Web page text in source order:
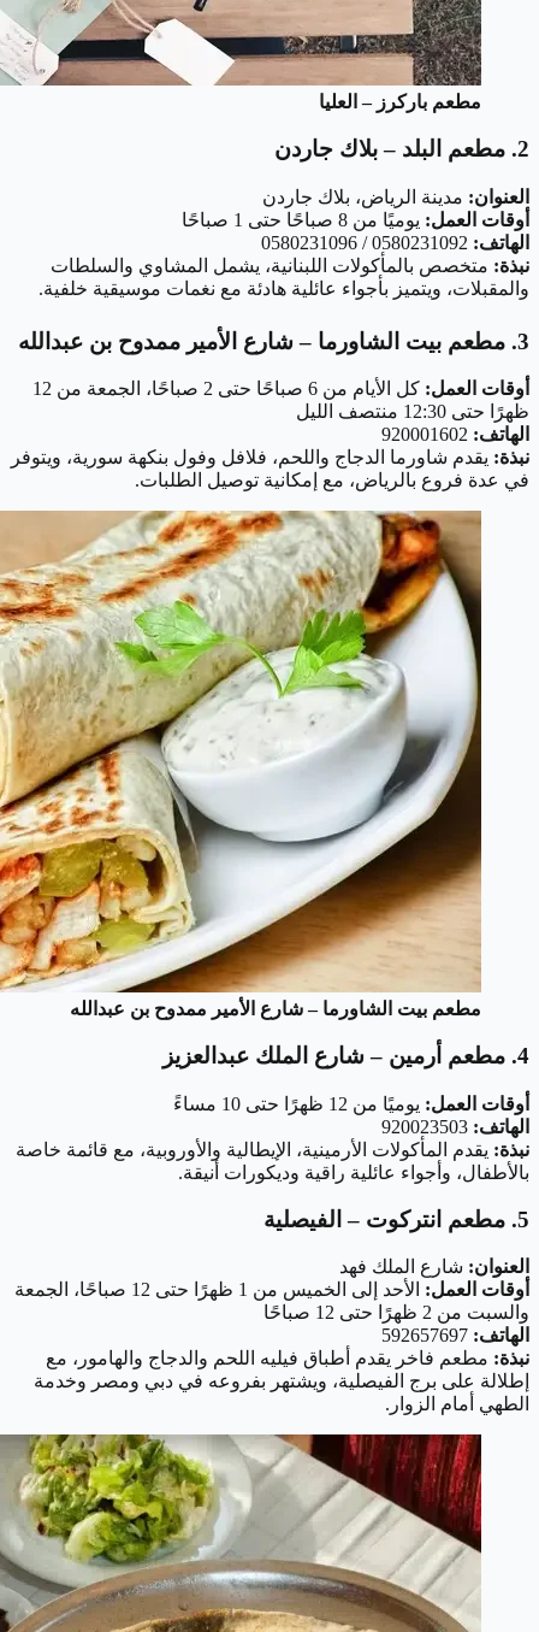
مطعم باركرز – العليا
2. مطعم البلد – بلاك جاردن
العنوان: مدينة الرياض، بلاك جاردن
أوقات العمل: يوميًا من 8 صباحًا حتى 1 صباحًا
الهاتف:
نبذة: متخصص بالمأكولات اللبنانية، يشمل المشاوي والسلطات
والمقبلات، ويتميز بأجواء عائلية هادئة مع نغمات موسيقية خلفية.
3. مطعم بيت الشاورما – شارع الأمير ممدوح بن عبدالله
أوقات العمل:
كل الأيام من 6 صباحًا حتى 2 صباحًا، الجمعة من 12
ظهرًا حتى 12:30 منتصف الليل
الهاتف:
نبذة: يقدم شاورما الدجاج واللحم، فلافل وفول بنكهة سورية، ويتوفر
في عدة فروع بالرياض، مع إمكانية توصيل الطلبات.
مطعم بيت الشاورما – شارع الأمير ممدوح بن عبدالله
4. مطعم أرمين – شارع الملك عبدالعزيز
أوقات العمل: يوميًا من 12 ظهرًا حتى 10 مساءً
الهاتف:
نبذة: يقدم المأكولات الأرمينية، الإيطالية والأوروبية، مع قائمة خاصة
بالأطفال، وأجواء عائلية راقية وديكورات أنيقة.
5. مطعم انتركوت – الفيصلية
العنوان: شارع الملك فهد
أوقات العمل:
الأحد إلى الخميس من 1 ظهرًا حتى 12 صباحًا، الجمعة
والسبت من 2 ظهرًا حتى 12 صباحًا
الهاتف:
نبذة: مطعم فاخر يقدم أطباق فيليه اللحم والدجاج والهامور، مع
إطلالة على برج الفيصلية، ويشتهر بفروعه في دبي ومصر وخدمة
الطهي أمام الزوار.